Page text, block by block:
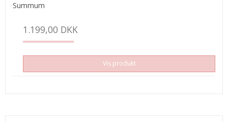
Summum
1.199,00 DKK
Vis produkt